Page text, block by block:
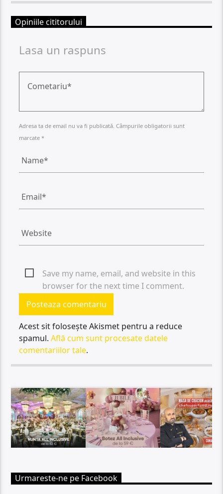
Opiniile cititorului
Lasa un raspuns
Adresa ta de email nu va fi publicată. Câmpurile obligatorii sunt
marcate *
Save my name, email, and website in this
browser for the next time I comment.
Acest sit folosește Akismet pentru a reduce
spamul.Află cum sunt procesate datele
comentariilor tale.
Urmareste-ne pe Facebook